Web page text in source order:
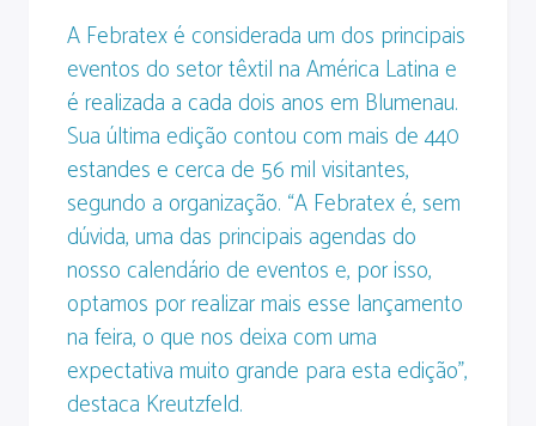
A Febratex é considerada um dos principais
eventos do setor têxtil na América Latina e
é realizada a cada dois anos em Blumenau.
Sua última edição contou com mais de 440
estandes e cerca de 56 mil visitantes,
segundo a organização. “A Febratex é, sem
dúvida, uma das principais agendas do
nosso calendário de eventos e, por isso,
optamos por realizar mais esse lançamento
na feira, o que nos deixa com uma
expectativa muito grande para esta edição”,
destaca Kreutzfeld.